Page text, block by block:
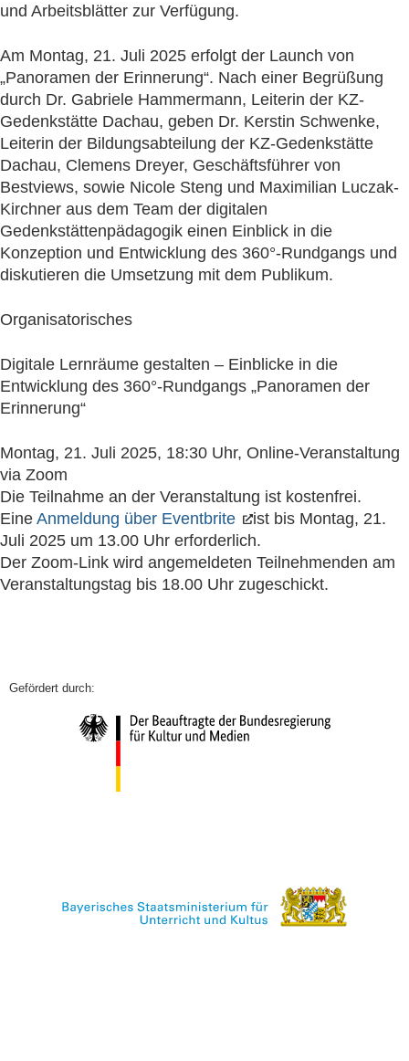
und Arbeitsblätter zur Verfügung.
Am Montag, 21. Juli 2025 erfolgt der Launch von
„Panoramen der Erinnerung“. Nach einer Begrüßung
durch Dr. Gabriele Hammermann, Leiterin der KZ-
Gedenkstätte Dachau, geben Dr. Kerstin Schwenke,
Leiterin der Bildungsabteilung der KZ-Gedenkstätte
Dachau, Clemens Dreyer, Geschäftsführer von
Bestviews, sowie Nicole Steng und Maximilian Luczak-
Kirchner aus dem Team der digitalen
Gedenkstättenpädagogik einen Einblick in die
Konzeption und Entwicklung des 360°-Rundgangs und
diskutieren die Umsetzung mit dem Publikum.
Organisatorisches
Digitale Lernräume gestalten – Einblicke in die
Entwicklung des 360°-Rundgangs „Panoramen der
Erinnerung“
Montag, 21. Juli 2025, 18:30 Uhr, Online-Veranstaltung
via Zoom
Die Teilnahme an der Veranstaltung ist kostenfrei.
Eine Anmeldung über Eventbrite
ist bis Montag, 21.
Juli 2025 um 13.00 Uhr erforderlich.
Der Zoom-Link wird angemeldeten Teilnehmenden am
Veranstaltungstag bis 18.00 Uhr zugeschickt.